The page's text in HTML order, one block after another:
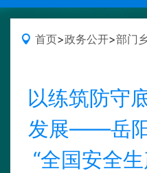
首页>政务公开>部门
以练筑防守
发展——岳
“全国安全